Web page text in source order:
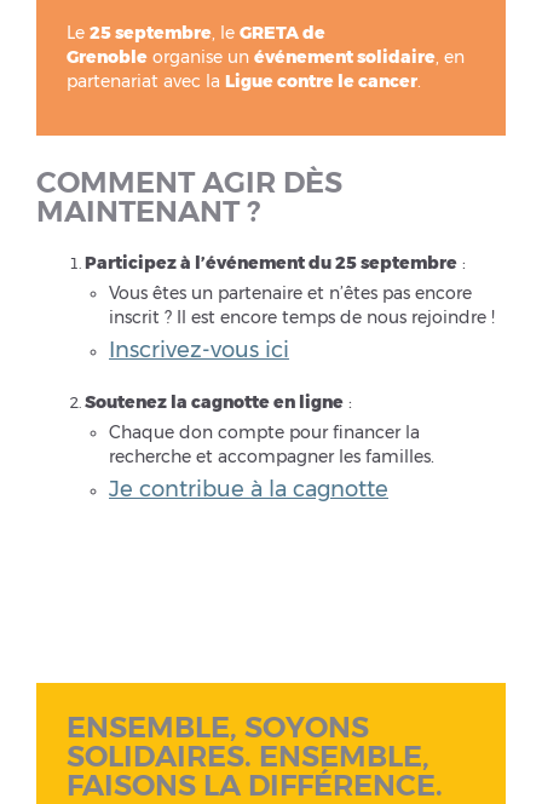
Le 25 septembre, le GRETA de
Grenoble organise un événement solidaire, en
partenariat avec la Ligue contre le cancer.
COMMENT AGIR DÈS
MAINTENANT ?
Participez à l’événement du 25 septembre :
Vous êtes un partenaire et n’êtes pas encore
inscrit ? Il est encore temps de nous rejoindre !
Inscrivez-vous ici
Soutenez la cagnotte en ligne :
Chaque don compte pour financer la
recherche et accompagner les familles.
Je contribue à la cagnotte
ENSEMBLE, SOYONS
SOLIDAIRES. ENSEMBLE,
FAISONS LA DIFFÉRENCE.